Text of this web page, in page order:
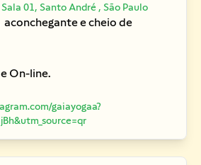
01, Santo André , São Paulo
e cheio de
On-line.
gaiayogaa?